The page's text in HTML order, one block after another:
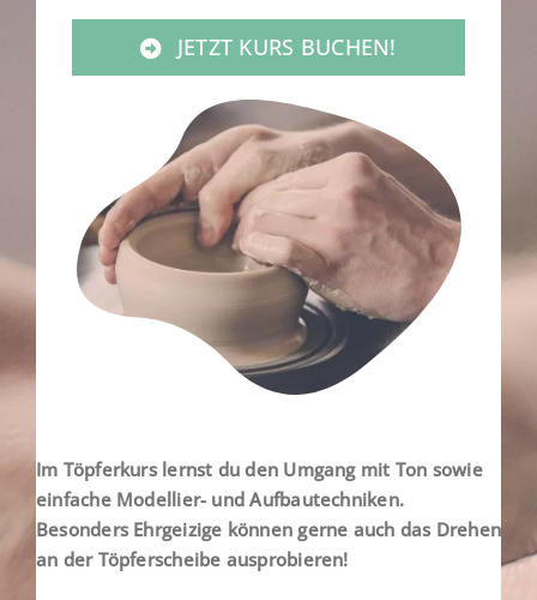
JETZT KURS BUCHEN!
Im Töpferkurs lernst du den Umgang mit Ton sowie
einfache Modellier- und Aufbautechniken.
Besonders Ehrgeizige können gerne auch das Drehen
an der Töpferscheibe ausprobieren!